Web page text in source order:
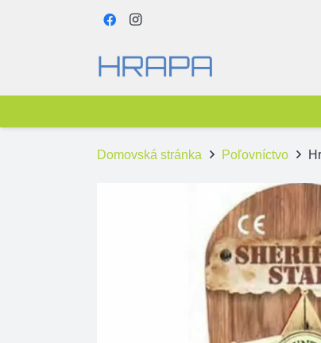
Domovská stránka Poľovníctvo